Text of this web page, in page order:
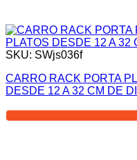
SKU: SWjs036f
CARRO RACK PORTA
DESDE 12 A 32 CM DE